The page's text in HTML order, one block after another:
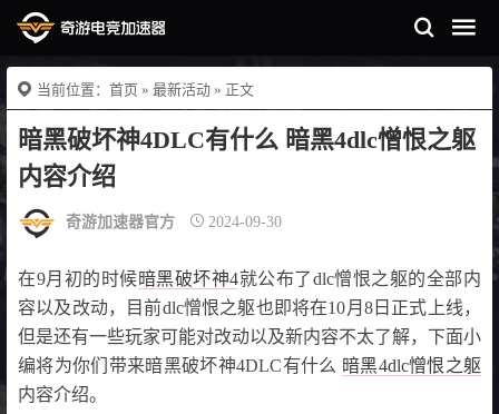
当前位置： 首页 » 最新活动 » 正文
暗黑破坏神4DLC有什么 暗黑4dlc憎恨之躯
内容介绍
奇游加速器官方 2024-09-30
在9月初的时候暗黑破坏神4就公布了dlc憎恨之躯的全部内
容以及改动，目前dlc憎恨之躯也即将在10月8日正式上线，
但是还有一些玩家可能对改动以及新内容不太了解，下面小
编将为你们带来暗黑破坏神4DLC有什么 暗黑4dlc憎恨之躯
内容介绍。